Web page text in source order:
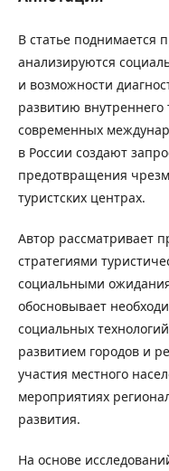
В статье поднимается
анализируются
и возможности
развитию
современных
в России создают
предотвращения
туристских центрах.
Автор рассматривает
стратегиями
социальными
обосновывает
социальных
развитием городов и
участия местного
мероприятиях
развития.
На основе